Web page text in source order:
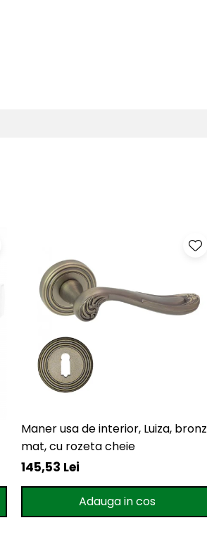
Maner usa de interior, Luiza, bronz
mat, cu rozeta cheie
145,53 Lei
Adauga in cos